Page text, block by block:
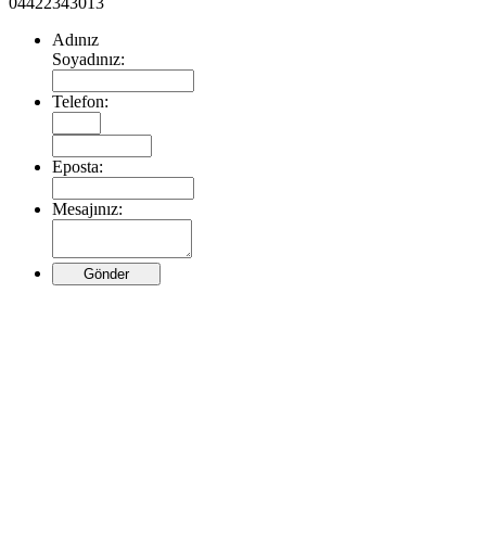
İLHAMİ AKSU DİŞ
HEKİMLİĞİ
Giovane Gentile
Adınız
Soyadınız:
Telefon:
Eposta:
Mesajınız: